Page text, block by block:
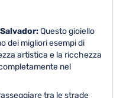
Questo gioiello
dei migliori esempi di
artistica e la ricchezza
nel
tra le strade